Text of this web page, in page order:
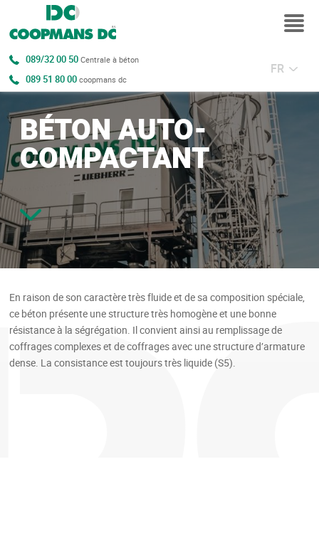
089/32 00 50Centrale à béton
089 51 80 00coopmans dc
FR
BÉTON AUTO-
COMPACTANT
En raison de son caractère très fluide et de sa composition spéciale,
ce béton présente une structure très homogène et une bonne
résistance à la ségrégation. Il convient ainsi au remplissage de
coffrages complexes et de coffrages avec une structure d’armature
dense. La consistance est toujours très liquide (S5).